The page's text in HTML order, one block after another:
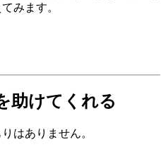
みます。
助けてくれる
はありません。